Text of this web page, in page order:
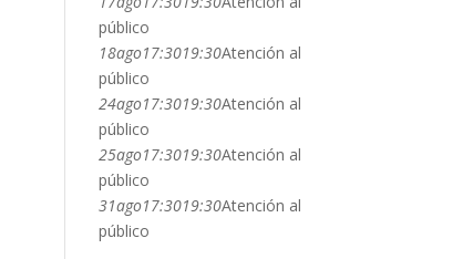
público
18ago17:3019:30Atención al
público
24ago17:3019:30Atención al
público
25ago17:3019:30Atención al
público
31ago17:3019:30Atención al
público